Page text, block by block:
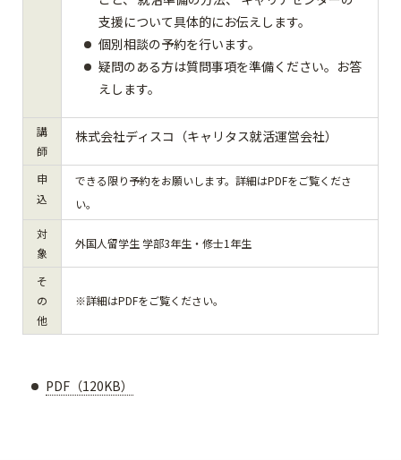
支援について具体的にお伝えします。
個別相談の予約を行います。
疑問のある方は質問事項を準備ください。お答
えします。
講
師
株式会社ディスコ（キャリタス就活運営会社）
申
込
できる限り予約をお願いします。詳細はPDFをご覧くださ
い。
対
象
外国人留学生 学部3年生・修士1年生
そ
の
他
※詳細はPDFをご覧ください。
PDF（120KB）